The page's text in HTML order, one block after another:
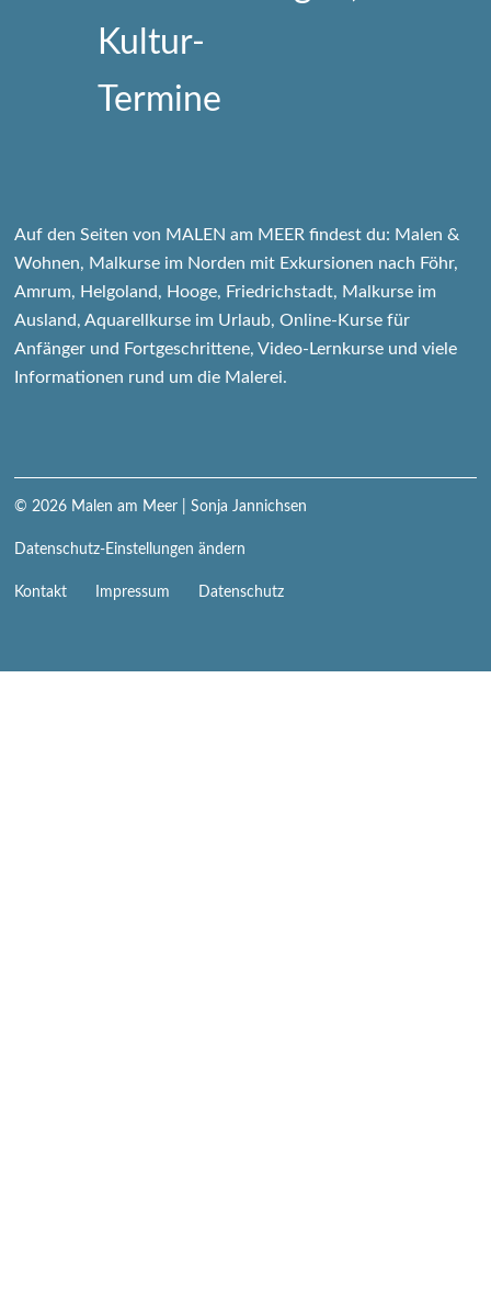
Auf den Seiten von MALEN am MEER findest du: Malen &
Wohnen, Malkurse im Norden mit Exkursionen nach Föhr,
Amrum, Helgoland, Hooge, Friedrichstadt, Malkurse im
Ausland, Aquarellkurse im Urlaub, Online-Kurse für
Anfänger und Fortgeschrittene, Video-Lernkurse und viele
Informationen rund um die Malerei.
© 2026 Malen am Meer | Sonja Jannichsen
Datenschutz-Einstellungen ändern
Navigation
Kontakt Impressum Datenschutz